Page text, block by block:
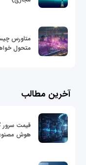
متاورس
متحول
آخرین مطالب
هوش